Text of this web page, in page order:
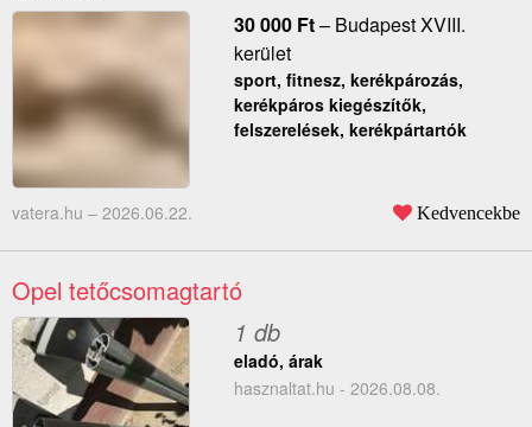
30 000 Ft– Budapest XVIII.
kerület
sport, fitnesz, kerékpározás,
kerékpáros kiegészítők,
felszerelések, kerékpártartók
vatera.hu – 2026.06.22. Kedvencekbe
Opel tetőcsomagtartó
1 db
eladó, árak
hasznaltat.hu - 2026.08.08.